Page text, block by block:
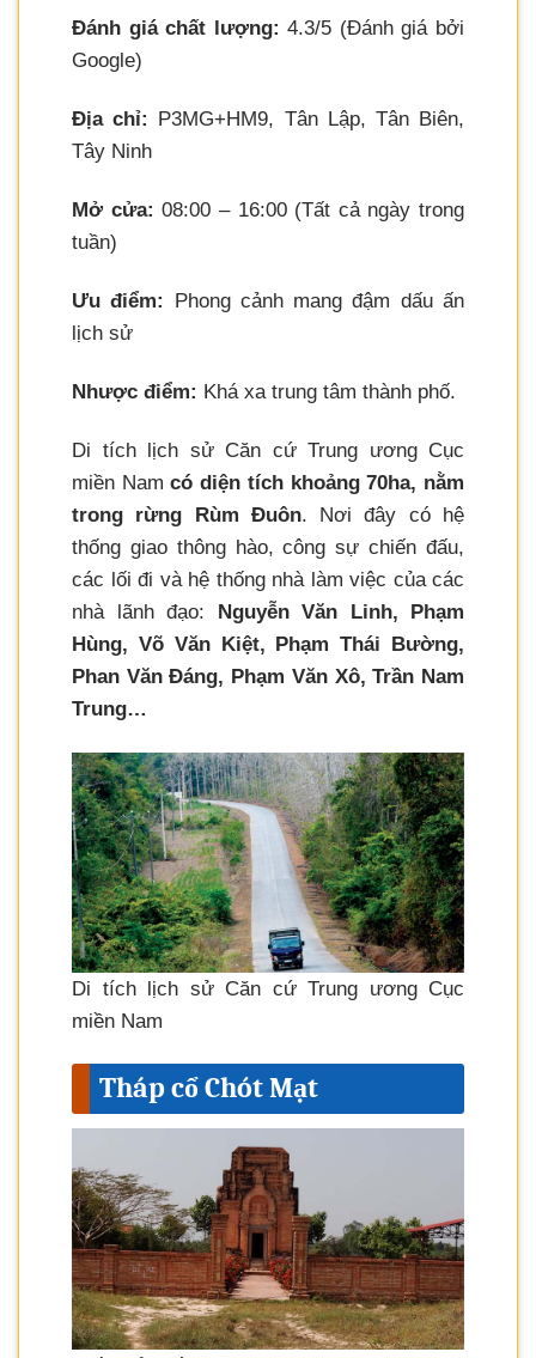
Đánh giá chất lượng: 4.3/5 (Đánh giá bởi
Google)
Địa chỉ: P3MG+HM9, Tân Lập, Tân Biên,
Tây Ninh
Mở cửa: 08:00 – 16:00 (Tất cả ngày trong
tuần)
Ưu điểm:
Phong cảnh mang đậm dấu ấn
lịch sử
Nhược điểm: Khá xa trung tâm thành phố.
Di tích lịch sử Căn cứ Trung ương Cục
miền Namcó diện tích khoảng 70ha, nằm
trong rừng Rùm Đuôn. Nơi đây có hệ
thống giao thông hào, công sự chiến đấu,
các lối đi và hệ thống nhà làm việc của các
nhà lãnh đạo:
Nguyễn Văn Linh, Phạm
Hùng, Võ Văn Kiệt, Phạm Thái Bường,
Phan Văn Đáng, Phạm Văn Xô, Trần Nam
Trung…
Di tích lịch sử Căn cứ Trung ương Cục
miền Nam
Tháp cổ Chót Mạt